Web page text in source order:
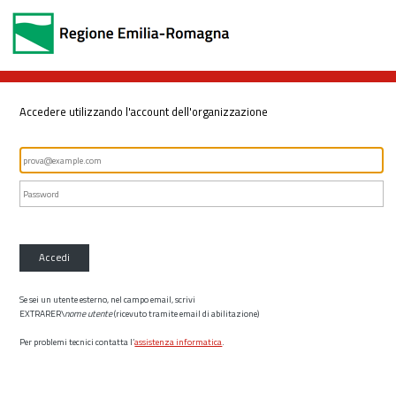
Accedere utilizzando l'account dell'organizzazione
Accedi
Se sei un utente esterno, nel campo email, scrivi
EXTRARER\nome utente(ricevuto tramite email di abilitazione)
Per problemi tecnici contatta l’assistenza informatica.